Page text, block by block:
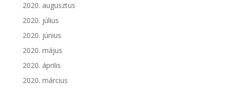
2020. augusztus
2020. július
2020. június
2020. május
2020. április
2020. március